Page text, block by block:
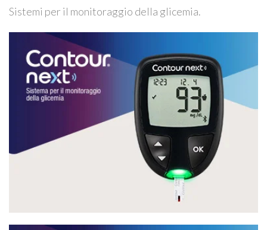
Sistemi per il monitoraggio della glicemia.